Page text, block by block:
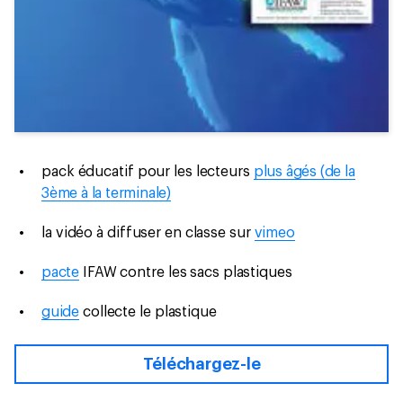
pack éducatif pour les lecteurs plus âgés (de la
3ème à la terminale)
la vidéo à diffuser en classe sur vimeo
pacte IFAW contre les sacs plastiques
guide collecte le plastique
Téléchargez-le